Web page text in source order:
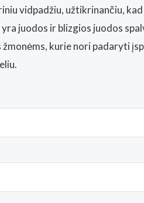
vidpadžiu, užtikrinančiu, kad
juodos ir blizgios juodos
kurie nori padaryti